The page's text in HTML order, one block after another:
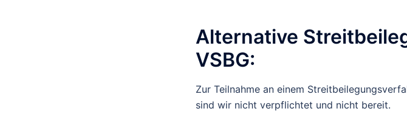
Alternative
VSBG:
Zur Teilnahme an einem
sind wir nicht verpflichtet und nicht bereit.